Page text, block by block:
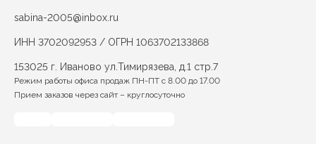
sabina-2005@inbox.ru
ИНН 3702092953 / ОГРН 1063702133868
153025 г. Иваново ул.Тимирязева, д.1 стр.7
Режим работы офиса продаж ПН-ПТ с 8.00 до 17.00
Прием заказов через сайт – круглосуточно